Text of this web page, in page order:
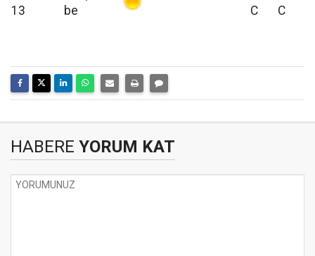
13
be
C
C
HABERE YORUM KAT